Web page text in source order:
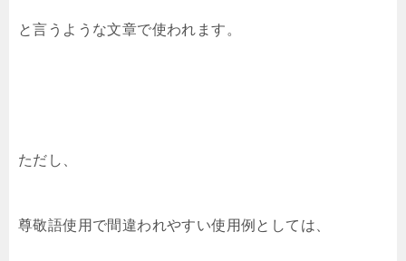
と言うような文章で使われます。
ただし、
尊敬語使用で間違われやすい使用例としては、